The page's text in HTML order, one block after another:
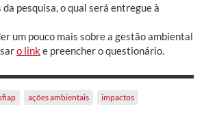
pesquisa, o qual será entregue à
um pouco mais sobre a gestão ambiental
o linke preencher o questionário.
ações ambientais impactos